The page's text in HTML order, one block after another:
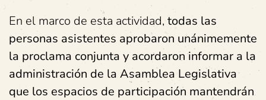
En el marco de esta actividad, todas las
personas asistentes aprobaron unánimemente
la proclama conjunta y acordaron informar a la
administración de la Asamblea Legislativa
que los espacios de participación mantendrán